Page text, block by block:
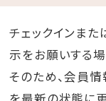
チェックインま
示をお願いする
そのため、会員情